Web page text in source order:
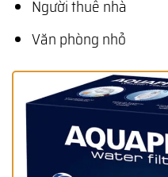
Người thuê nhà
Văn phòng nhỏ